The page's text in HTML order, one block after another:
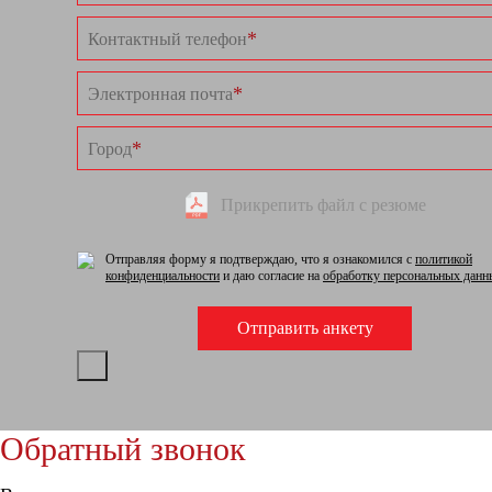
Контактный телефон*
Электронная почта*
Город*
Прикрепить файл с резюме
Отправляя форму я подтверждаю, что я ознакомился с политикой
конфиденциальности и даю согласие на обработку персональных
Обратный звонок